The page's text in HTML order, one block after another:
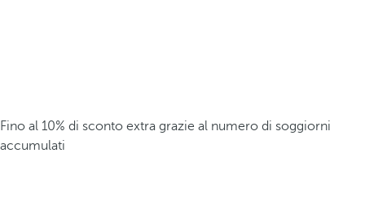
Fino al 10% di sconto extra grazie al numero di soggiorni
accumulati